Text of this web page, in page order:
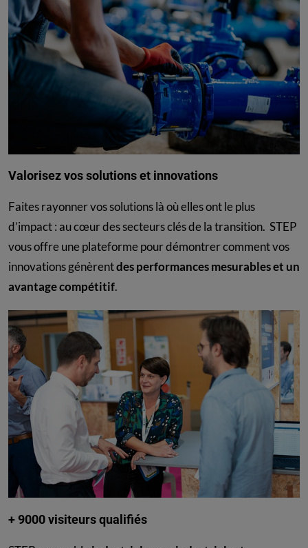
Valorisez vos solutions et innovations
Faites rayonner vos solutions là où elles ont le plus
d’impact : au cœur des secteurs clés de la transition. STEP
vous offre une plateforme pour démontrer comment vos
innovations génèrentdes performances mesurables et un
avantage compétitif.
+ 9000 visiteurs qualifiés